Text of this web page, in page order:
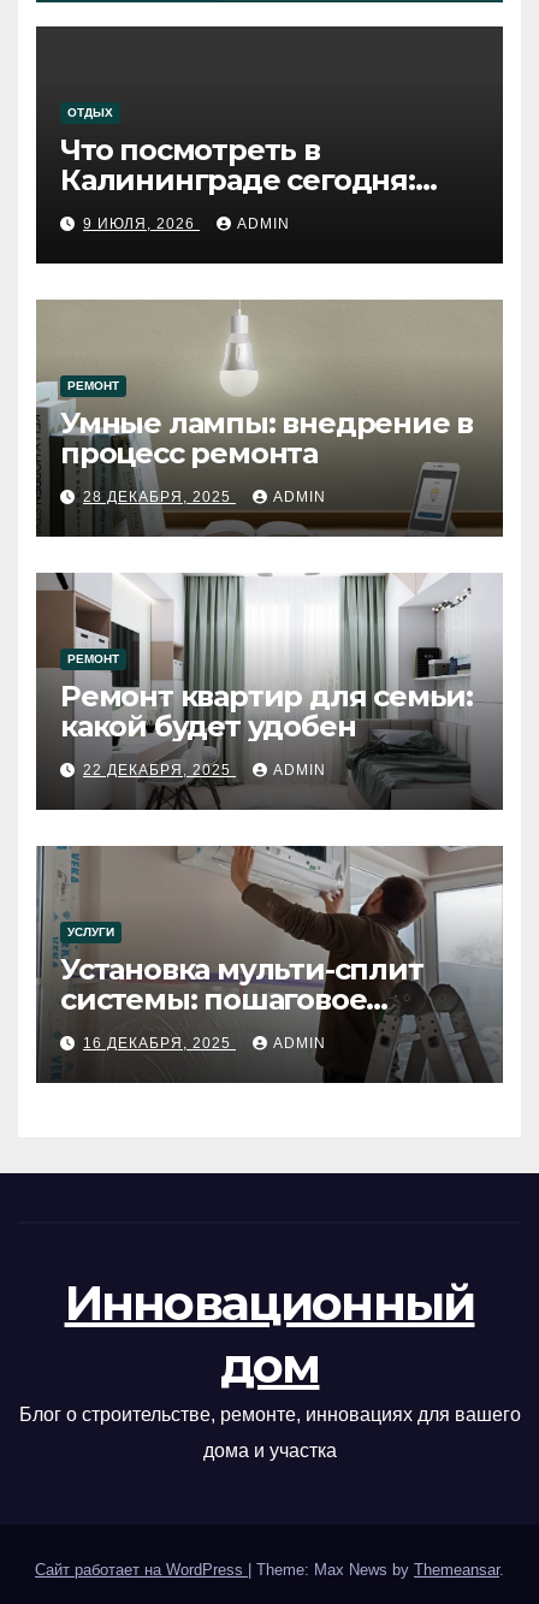
ОТДЫХ
Что посмотреть в
Калининграде сегодня:
путеводитель по самому
западному городу России
9 ИЮЛЯ, 2026 ADMIN
РЕМОНТ
Умные лампы: внедрение в
процесс ремонта
28 ДЕКАБРЯ, 2025 ADMIN
РЕМОНТ
Ремонт квартир для семьи:
какой будет удобен
22 ДЕКАБРЯ, 2025 ADMIN
УСЛУГИ
Установка мульти-сплит
системы: пошаговое
руководство
16 ДЕКАБРЯ, 2025 ADMIN
Инновационный
дом
Блог о строительстве, ремонте, инновациях для вашего
дома и участка
Сайт работает на WordPress Theme: Max News by Themeansar.